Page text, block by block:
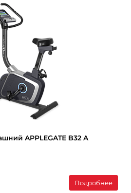
APPLEGATE B32 A
Подробнее